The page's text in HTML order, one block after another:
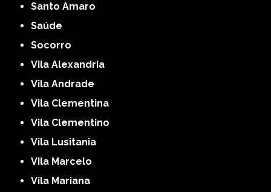
Santo Amaro
Saúde
Socorro
Vila Alexandria
Vila Andrade
Vila Clementina
Vila Clementino
Vila Lusitania
Vila Marcelo
Vila Mariana